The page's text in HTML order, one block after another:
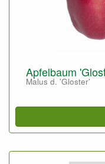
Apfelbaum
Malus d. 'Gloster'